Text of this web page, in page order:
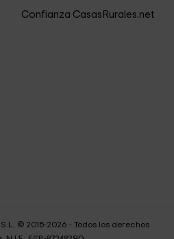
Confianza CasasRurales.net
© 2015-2026 - Todos los derechos